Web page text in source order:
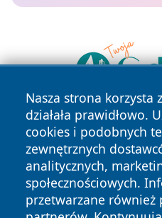
Nasza strona korzysta
działała prawidłowo.
cookies i podobnych
zewnętrznych
analitycznych,
społecznościowych.
przetwarzane również
Copyright © 2026